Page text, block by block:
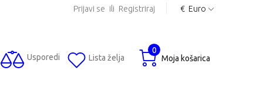
Prijavi se ili Registriraj € Euro
Usporedi Lista želja Moja košarica
0